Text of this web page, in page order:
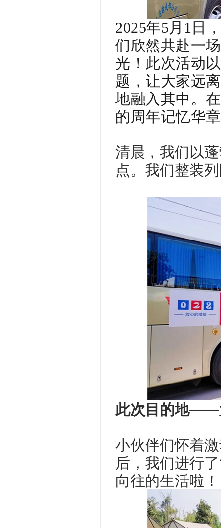
2025年5月1日
们欣然共赴一
光！ 此次活动
题，让大家远
地融入其中。
的周年记忆华
清晨，我们以
点。我们整装
此次目的地——
小伙伴们怀着
后，我们进行
向往的生活啦